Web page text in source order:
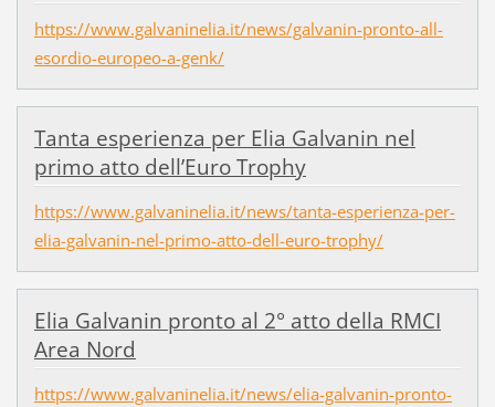
https://www.galvaninelia.it/news/galvanin-pronto-all-
esordio-europeo-a-genk/
Tanta esperienza per Elia Galvanin nel
primo atto dell’Euro Trophy
https://www.galvaninelia.it/news/tanta-esperienza-per-
elia-galvanin-nel-primo-atto-dell-euro-trophy/
Elia Galvanin pronto al 2° atto della RMCI
Area Nord
https://www.galvaninelia.it/news/elia-galvanin-pronto-